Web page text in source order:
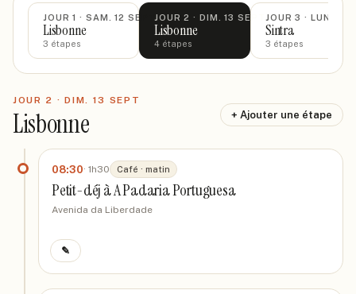
JOUR1 · SAM. 12 SEPT
Lisbonne
3 étapes
JOUR2 · DIM. 13 SEPT
Lisbonne
4 étapes
JOUR3 · LUN. 14
Sintra
3 étapes
JOUR 2 ·DIM. 13 SEPT
Lisbonne + Ajouter une étape
08:30· 1h30 Café · matin
Petit-déj à A Padaria Portuguesa
Avenida da Liberdade
✎